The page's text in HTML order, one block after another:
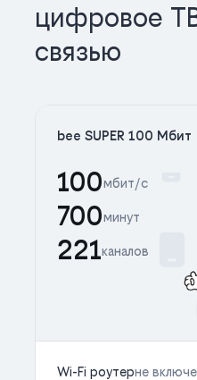
цифровое
связью
bee SUPER 100 Мбит
100мбит/с
700минут
221каналов
Wi-Fi роутерне